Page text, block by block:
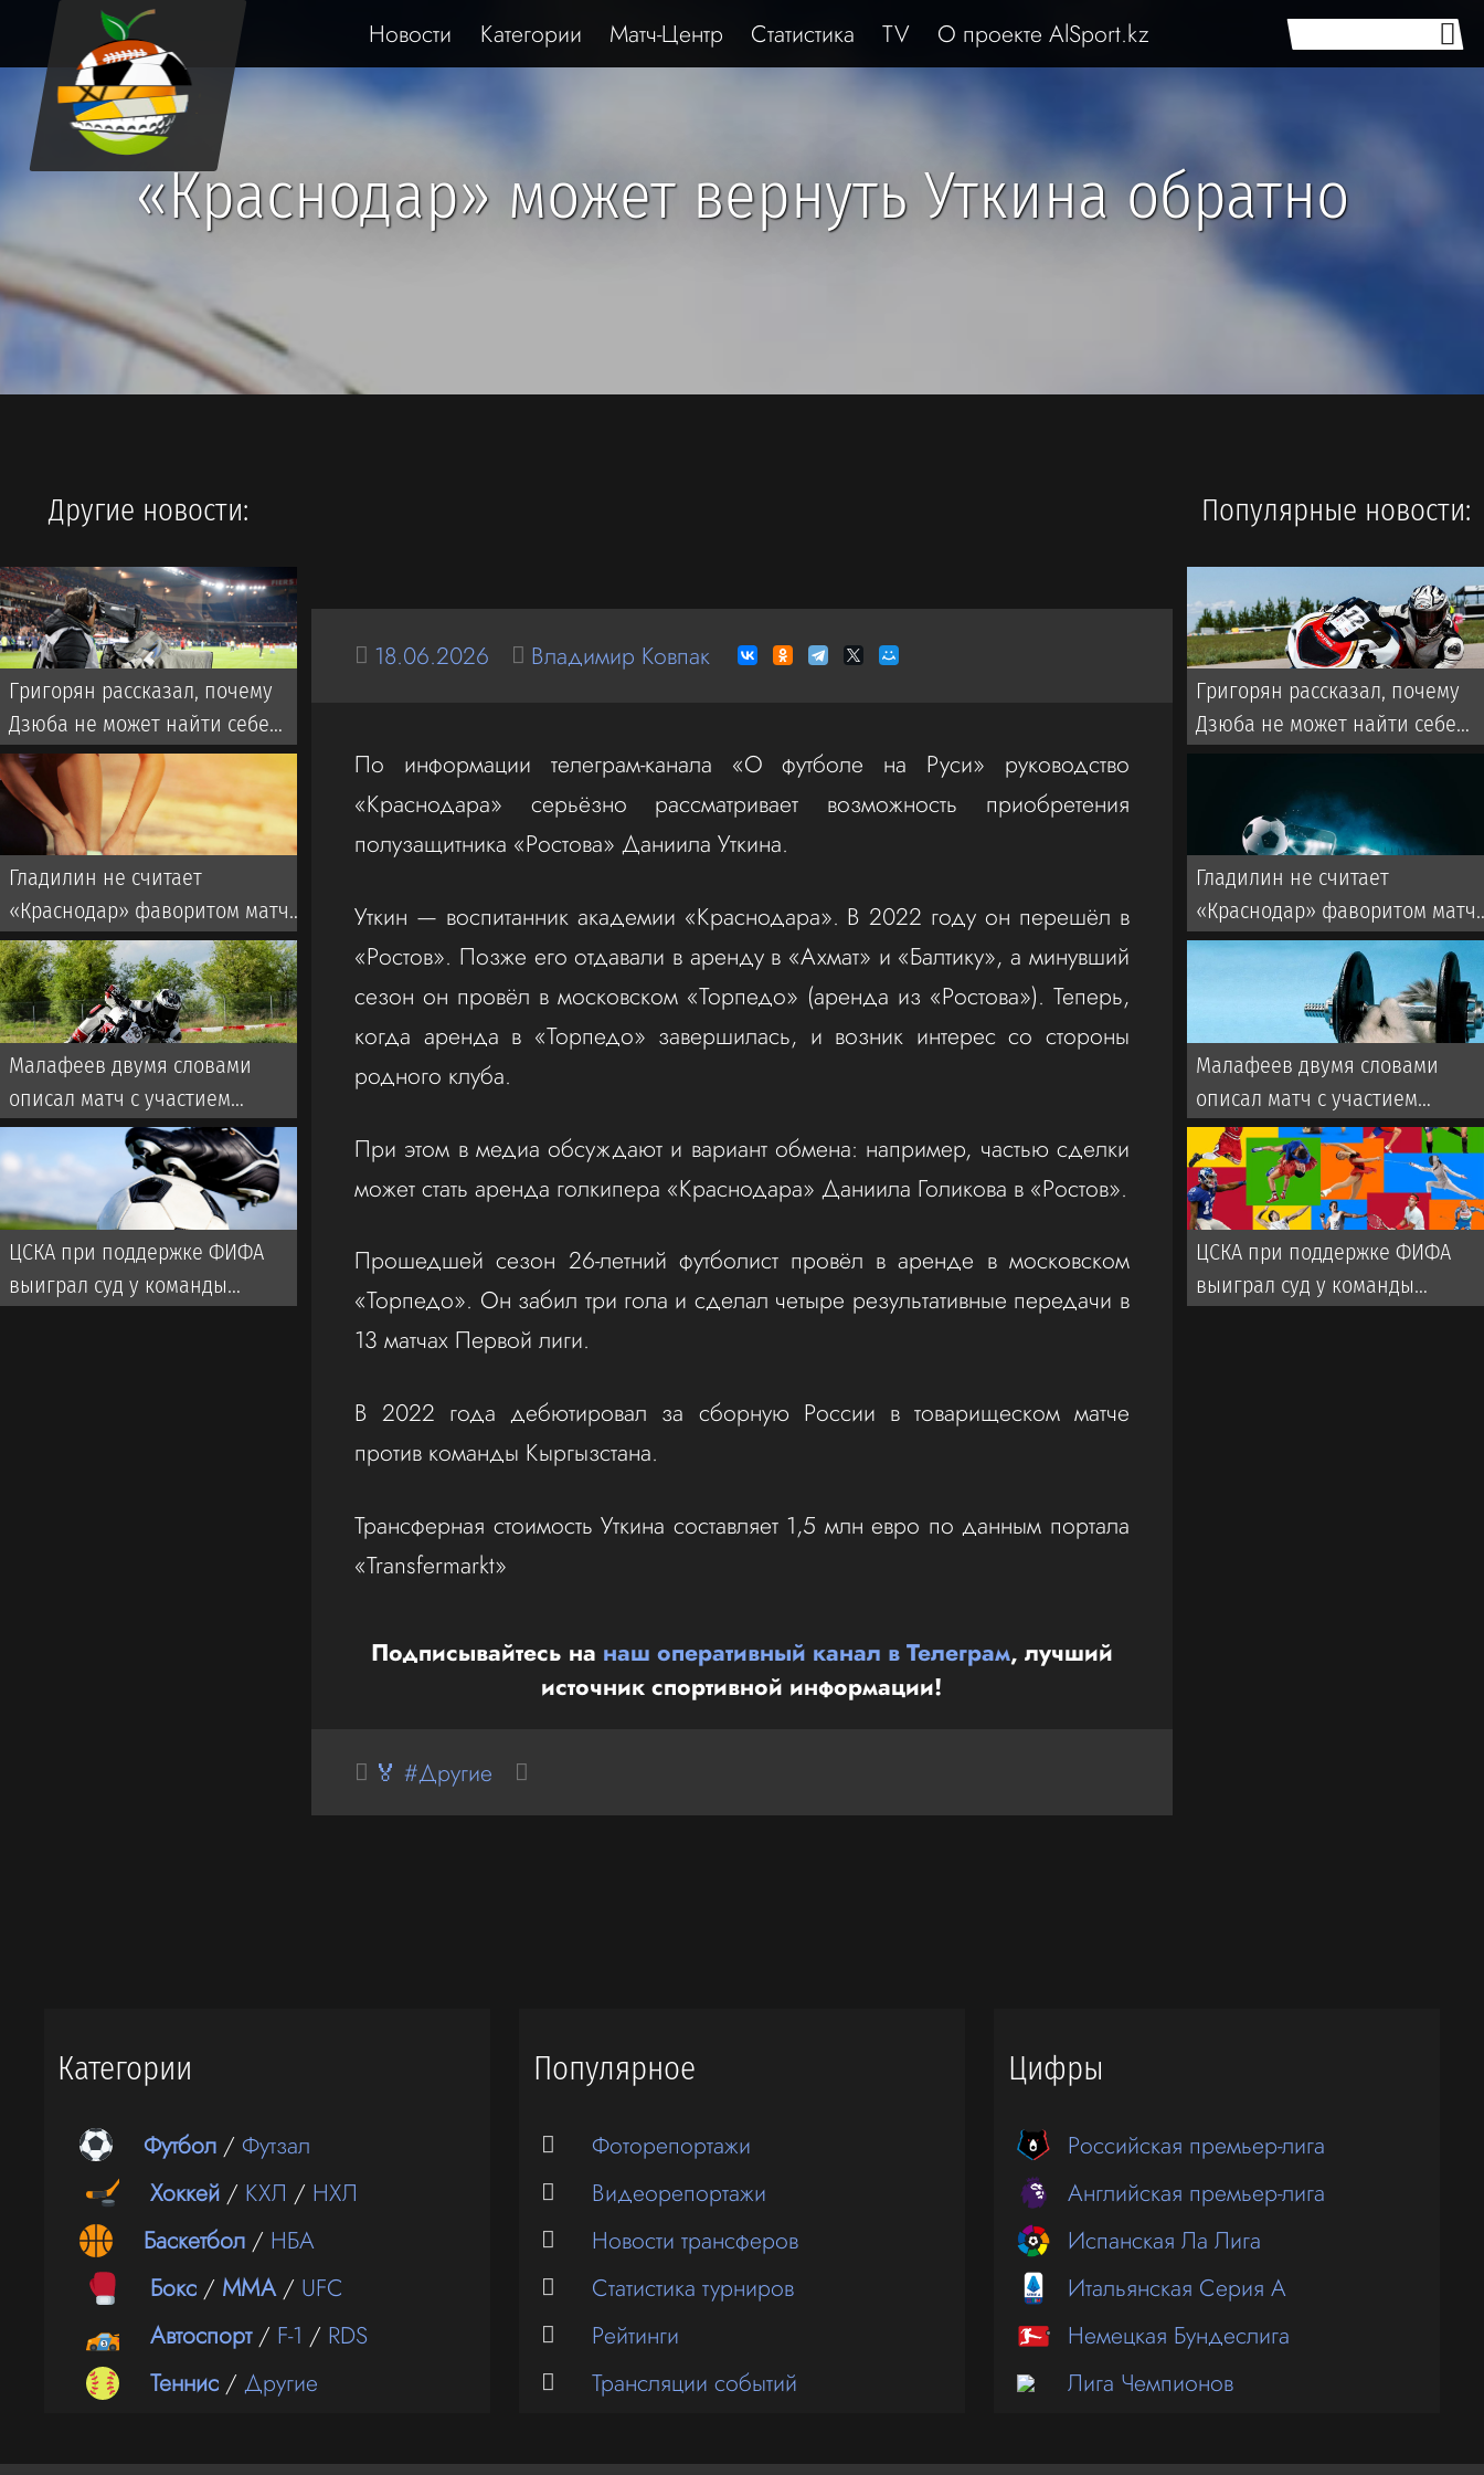
Новости Категории Матч-Центр Статистика TV О проекте AlSport.kz
«Краснодар» может вернуть Уткина обратно
18.06.2026 Владимир Ковпак
По информации телеграм-канала «О футболе на Руси» руководство
«Краснодара» серьёзно рассматривает возможность приобретения
полузащитника «Ростова» Даниила Уткина.
Уткин — воспитанник академии «Краснодара». В 2022 году он перешёл в
«Ростов». Позже его отдавали в аренду в «Ахмат» и «Балтику», а минувший
сезон он провёл в московском «Торпедо» (аренда из «Ростова»). Теперь,
когда аренда в «Торпедо» завершилась, и возник интерес со стороны
родного клуба.
При этом в медиа обсуждают и вариант обмена: например, частью сделки
может стать аренда голкипера «Краснодара» Даниила Голикова в «Ростов».
Прошедшей сезон 26-летний футболист провёл в аренде в московском
«Торпедо». Он забил три гола и сделал четыре результативные передачи в
13 матчах Первой лиги.
В 2022 года дебютировал за сборную России в товарищеском матче
против команды Кыргызстана.
Трансферная стоимость Уткина составляет 1,5 млн евро по данным портала
«Transfermarkt»
Подписывайтесь на наш оперативный канал в Телеграм, лучший
источник спортивной информации!
🏅 #Другие
Другие новости:
Григорян рассказал, почему
Дзюба не может найти себе
команду в РПЛ
Гладилин не считает
«Краснодар» фаворитом матча
со «Спартаком» в РПЛ
Малафеев двумя словами
описал матч с участием
ветеранов «Зенита». Во время
игры использовалась
пиротехника
ЦСКА при поддержке ФИФА
выиграл суд у команды
Популярные новости:
Григорян рассказал, почему
Дзюба не может найти себе
Гладилин не считает
«Краснодар» фаворитом
со «Спартаком» в РПЛ
Малафеев двумя словами
описал матч с участием
ветеранов «Зенита». Во время
игры использовалась
пиротехника
ЦСКА при поддержке ФИФА
выиграл суд у команды
Категории
Футбол /Футзал
Хоккей / КХЛ / НХЛ
Баскетбол / НБА
Бокс / ММА/ UFC
Автоспорт/ F-1 / RDS
Теннис /Другие
Популярное
Фоторепортажи
Видеорепортажи
Новости трансферов
Статистика турниров
Рейтинги
Трансляции событий
Цифры
Российская премьер-лига
Английская премьер-лига
Испанская Ла Лига
Итальянская Серия А
Немецкая Бундеслига
Лига Чемпионов